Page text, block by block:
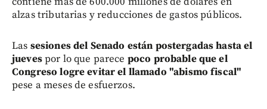
alzas tributarias y reducciones de gastos públicos.
Las sesiones del Senado están postergadas hasta el
juevespor lo que parece poco probable que el
Congreso logre evitar el llamado "abismo fiscal"
pese a meses de esfuerzos.